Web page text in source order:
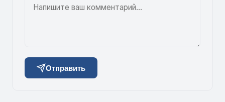
Отправить